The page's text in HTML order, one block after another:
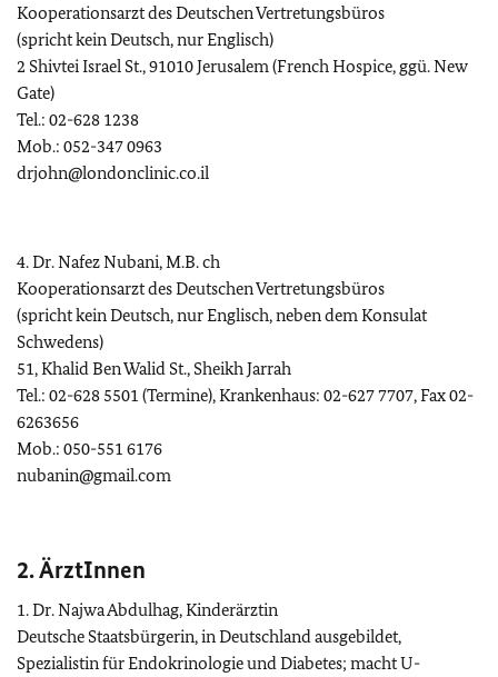
Kooperationsarzt des Deutschen Vertretungsbüros
(spricht kein Deutsch, nur Englisch)
2 Shivtei Israel St., 91010 Jerusalem (French Hospice, ggü. New
Gate)
Tel.: 02-628 1238
Mob.: 052-347 0963
drjohn@londonclinic.co.il
4. Dr. Nafez Nubani, M.B. ch
Kooperationsarzt des Deutschen Vertretungsbüros
(spricht kein Deutsch, nur Englisch, neben dem Konsulat
Schwedens)
51, Khalid Ben Walid St., Sheikh Jarrah
Tel.: 02-628 5501 (Termine), Krankenhaus: 02-627 7707, Fax 02-
6263656
Mob.: 050-551 6176
nubanin@gmail.com
2. ÄrztInnen
1. Dr. Najwa Abdulhag, Kinderärztin
Deutsche Staatsbürgerin, in Deutschland ausgebildet,
Spezialistin für Endokrinologie und Diabetes; macht U-